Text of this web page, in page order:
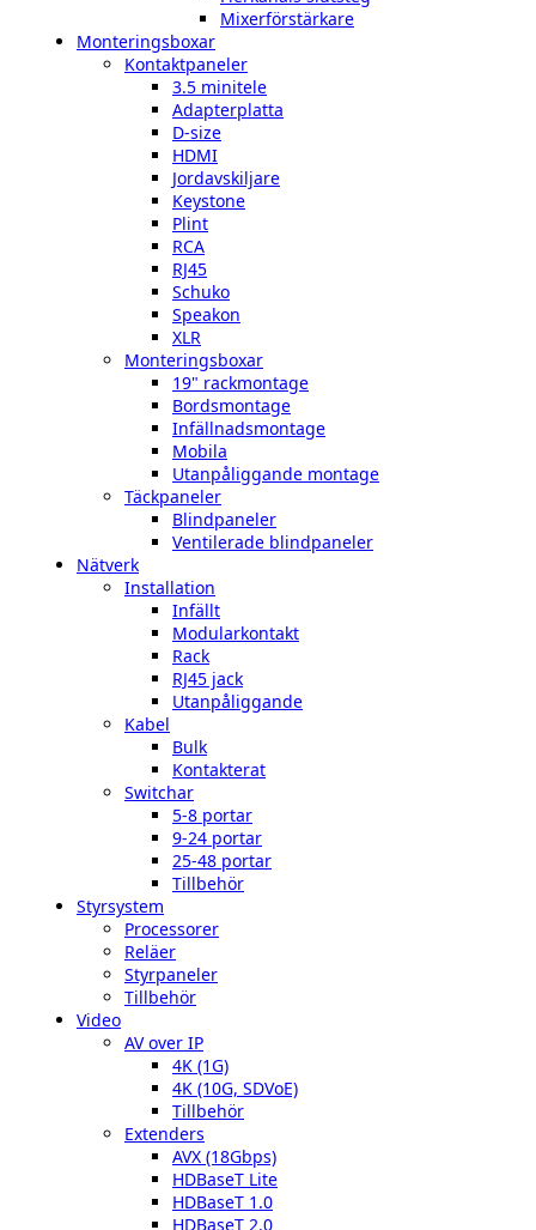
Mixerförstärkare
Monteringsboxar
Kontaktpaneler
3.5 minitele
Adapterplatta
D-size
HDMI
Jordavskiljare
Keystone
Plint
RCA
RJ45
Schuko
Speakon
XLR
Monteringsboxar
19" rackmontage
Bordsmontage
Infällnadsmontage
Mobila
Utanpåliggande montage
Täckpaneler
Blindpaneler
Ventilerade blindpaneler
Nätverk
Installation
Infällt
Modularkontakt
Rack
RJ45 jack
Utanpåliggande
Kabel
Bulk
Kontakterat
Switchar
5-8 portar
9-24 portar
25-48 portar
Tillbehör
Styrsystem
Processorer
Reläer
Styrpaneler
Tillbehör
Video
AV over IP
4K (1G)
4K (10G, SDVoE)
Tillbehör
Extenders
AVX (18Gbps)
HDBaseT Lite
HDBaseT 1.0
HDBaseT 2.0